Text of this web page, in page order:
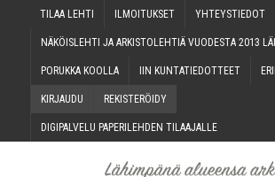
TILAA LEH­TI ILMOI­TUK­SET YHTEYS­TIE­DOT
NÄKÖIS­LEH­TI JA ARKIS­TO­LEH­TIÄ VUO­DES­TA 2013
PORUK­KA KOOLLA IIN KUN­TA­TIE­DOT­TEET
KIR­JAU­DU REKIS­TE­RÖI­DY
DIGI­PAL­VE­LU PAPE­RI­LEH­DEN TILAAJALLE